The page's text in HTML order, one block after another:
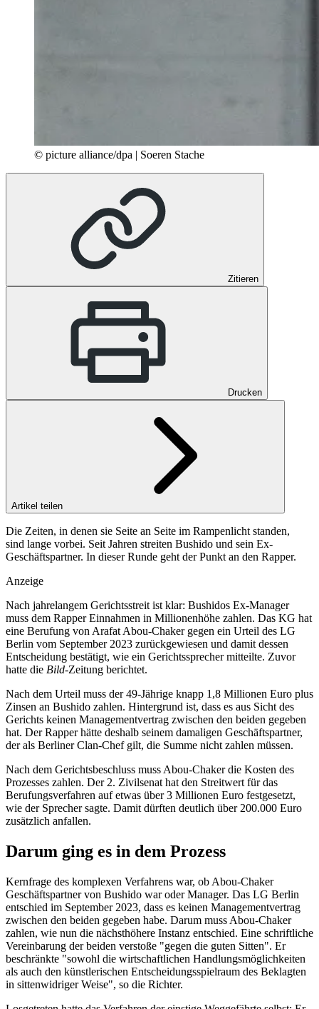
© picture alliance/dpa | Soeren Stache
Zitieren
Drucken
Artikel teilen
Die Zeiten, in denen sie Seite an Seite im Rampenlicht standen,
sind lange vorbei. Seit Jahren streiten Bushido und sein Ex-
Geschäftspartner. In dieser Runde geht der Punkt an den Rapper.
Anzeige
Nach jahrelangem Gerichtsstreit ist klar: Bushidos Ex-Manager
muss dem Rapper Einnahmen in Millionenhöhe zahlen. Das KG hat
eine Berufung von Arafat Abou-Chaker gegen ein Urteil des LG
Berlin vom September 2023 zurückgewiesen und damit dessen
Entscheidung bestätigt, wie ein Gerichtssprecher mitteilte. Zuvor
hatte die Bild-Zeitung berichtet.
Nach dem Urteil muss der 49-Jährige knapp 1,8 Millionen Euro plus
Zinsen an Bushido zahlen. Hintergrund ist, dass es aus Sicht des
Gerichts keinen Managementvertrag zwischen den beiden gegeben
hat. Der Rapper hätte deshalb seinem damaligen Geschäftspartner,
der als Berliner Clan-Chef gilt, die Summe nicht zahlen müssen.
Nach dem Gerichtsbeschluss muss Abou-Chaker die Kosten des
Prozesses zahlen. Der 2. Zivilsenat hat den Streitwert für das
Berufungsverfahren auf etwas über 3 Millionen Euro festgesetzt,
wie der Sprecher sagte. Damit dürften deutlich über 200.000 Euro
zusätzlich anfallen.
Darum ging es in dem Prozess
Kernfrage des komplexen Verfahrens war, ob Abou-Chaker
Geschäftspartner von Bushido war oder Manager. Das LG Berlin
entschied im September 2023, dass es keinen Managementvertrag
zwischen den beiden gegeben habe. Darum muss Abou-Chaker
zahlen, wie nun die nächsthöhere Instanz entschied. Eine schriftliche
Vereinbarung der beiden verstoße "gegen die guten Sitten". Er
beschränkte "sowohl die wirtschaftlichen Handlungsmöglichkeiten
als auch den künstlerischen Entscheidungsspielraum des Beklagten
in sittenwidriger Weise", so die Richter.